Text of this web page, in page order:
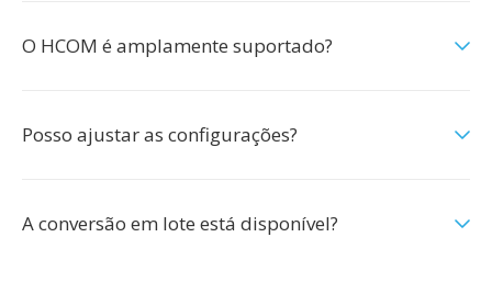
O HCOM é amplamente suportado?
Posso ajustar as configurações?
A conversão em lote está disponível?